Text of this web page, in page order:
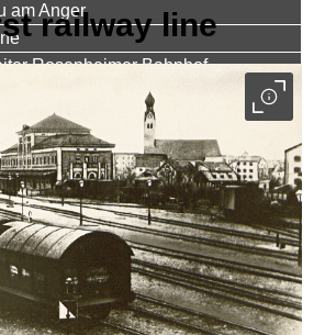
am Anger
Rosenheimer Bahnhof
railway line